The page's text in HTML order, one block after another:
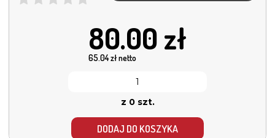
80.00 zł
65.04zł netto
z 0 szt.
DODAJ DO KOSZYKA